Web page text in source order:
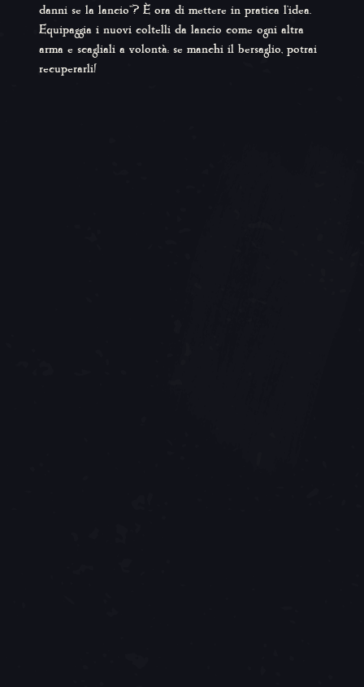
danni se la lancio"? È ora di mettere in pratica l'idea.
Equipaggia i nuovi coltelli da lancio come ogni altra
arma e scagliali a volontà: se manchi il bersaglio, potrai
recuperarli!